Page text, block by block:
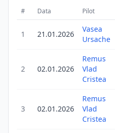
# Data Pilot
1 21.01.2026
Vasea
Ursache
2 02.01.2026
Remus
Vlad
Cristea
3 02.01.2026
Remus
Vlad
Cristea